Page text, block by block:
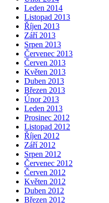
Leden 2014
Listopad 2013
Říjen 2013
Září 2013
Srpen 2013
Červenec 2013
Červen 2013
Květen 2013
Duben 2013
Březen 2013
Únor 2013
Leden 2013
Prosinec 2012
Listopad 2012
Říjen 2012
Září 2012
Srpen 2012
Červenec 2012
Červen 2012
Květen 2012
Duben 2012
Březen 2012